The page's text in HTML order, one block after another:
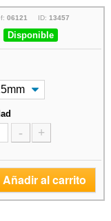
06121 ID: 13457
Disponible
- +
Añadir al carrito